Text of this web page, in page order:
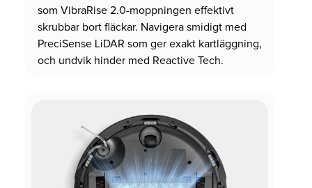
som VibraRise 2.0-moppningen effektivt
skrubbar bort fläckar. Navigera smidigt med
PreciSense LiDAR som ger exakt kartläggning,
och undvik hinder med Reactive Tech.